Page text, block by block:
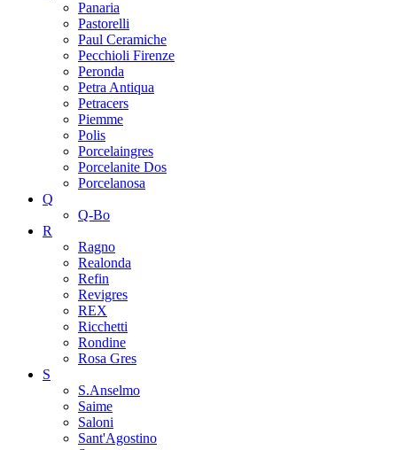
Panaria
Pastorelli
Paul Ceramiche
Pecchioli Firenze
Peronda
Petra Antiqua
Petracers
Piemme
Polis
Porcelaingres
Porcelanite Dos
Porcelanosa
Q
Q-Bo
R
Ragno
Realonda
Refin
Revigres
REX
Ricchetti
Rondine
Rosa Gres
S
S.Anselmo
Saime
Saloni
Sant'Agostino